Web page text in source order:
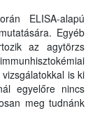
ELISA-alapú
Egyéb
az agytörzs
is ki
egyelőre nincs
meg tudnánk